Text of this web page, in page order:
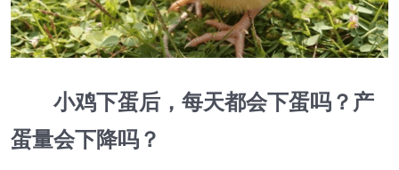
小鸡下蛋后，每天都会下蛋吗？产
蛋量会下降吗？